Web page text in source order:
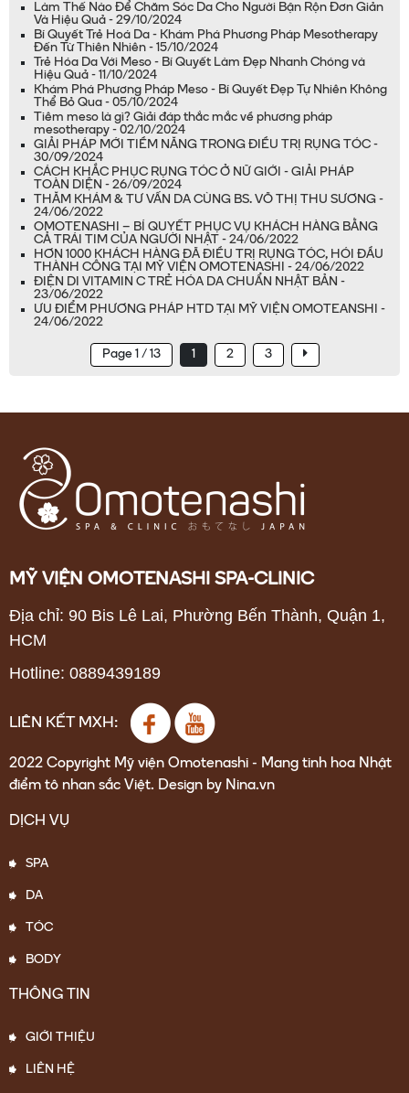
Làm Thế Nào Để Chăm Sóc Da Cho Người Bận Rộn Đơn Giản
Và Hiệu Quả - 29/10/2024
Bí Quyết Trẻ Hoá Da - Khám Phá Phương Pháp Mesotherapy
Đến Từ Thiên Nhiên - 15/10/2024
Trẻ Hóa Da Với Meso - Bí Quyết Làm Đẹp Nhanh Chóng và
Hiệu Quả - 11/10/2024
Khám Phá Phương Pháp Meso - Bí Quyết Đẹp Tự Nhiên Không
Thể Bỏ Qua - 05/10/2024
Tiêm meso là gì? Giải đáp thắc mắc về phương pháp
mesotherapy - 02/10/2024
GIẢI PHÁP MỚI TIỀM NĂNG TRONG ĐIỀU TRỊ RỤNG TÓC -
30/09/2024
CÁCH KHẮC PHỤC RỤNG TÓC Ở NỮ GIỚI - GIẢI PHÁP
TOÀN DIỆN - 26/09/2024
THĂM KHÁM & TƯ VẤN DA CÙNG BS. VÕ THỊ THU SƯƠNG -
24/06/2022
OMOTENASHI – BÍ QUYẾT PHỤC VỤ KHÁCH HÀNG BẰNG
CẢ TRÁI TIM CỦA NGƯỜI NHẬT - 24/06/2022
HƠN 1000 KHÁCH HÀNG ĐÃ ĐIỀU TRỊ RỤNG TÓC, HÓI ĐẦU
THÀNH CÔNG TẠI MỸ VIỆN OMOTENASHI - 24/06/2022
ĐIỆN DI VITAMIN C TRẺ HÓA DA CHUẨN NHẬT BẢN -
23/06/2022
ƯU ĐIỂM PHƯƠNG PHÁP HTD TẠI MỸ VIỆN OMOTEANSHI -
24/06/2022
Page 1 / 13 1 2 3
MỸ VIỆN OMOTENASHI SPA-CLINIC
Địa chỉ: 90 Bis Lê Lai, Phường Bến Thành, Quận 1,
HCM
Hotline: 0889439189
LIÊN KẾT MXH:
2022 Copyright Mỹ viện Omotenashi - Mang tinh hoa Nhật
điểm tô nhan sắc Việt. Design by Nina.vn
DỊCH VỤ
SPA
DA
TÓC
BODY
THÔNG TIN
GIỚI THIỆU
LIÊN HỆ